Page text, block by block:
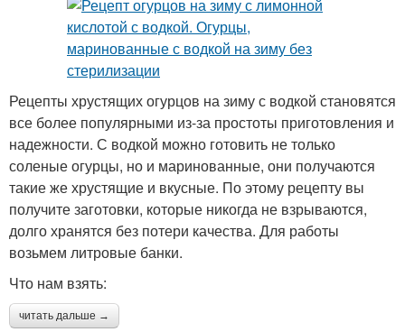
Рецепты хрустящих огурцов на зиму с водкой становятся
все более популярными из-за простоты приготовления и
надежности. С водкой можно готовить не только
соленые огурцы, но и маринованные, они получаются
такие же хрустящие и вкусные. По этому рецепту вы
получите заготовки, которые никогда не взрываются,
долго хранятся без потери качества. Для работы
возьмем литровые банки.
Что нам взять:
читать дальше →